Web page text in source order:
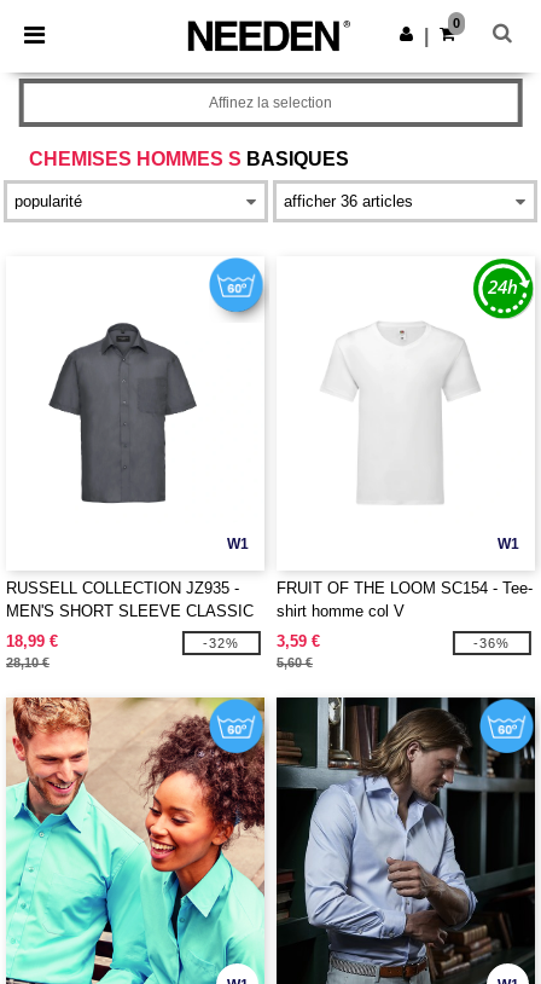
× Appli Needen
Meilleurs prix sur l’app !
Obtenir l'appli
0
CHEMISES HOMMES S BASIQUES
Affinez la selection
W1
RUSSELL COLLECTION JZ935 -
MEN'S SHORT SLEEVE CLASSIC
POLYCOTTON POPLIN SHIRT
18,99 €
28,10 €
-32%
W1
FRUIT OF THE LOOM SC154 - Tee-
shirt homme col V
3,59 €
5,60 €
-36%